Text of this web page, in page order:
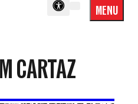
MENU
Menu
CARTAZ